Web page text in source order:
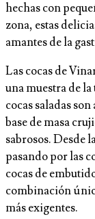
hechas con
zona, estas
amantes de la
Las cocas de
una muestra de
cocas saladas
base de masa
sabrosos. Desde
pasando por las
cocas de
combinación
más exigentes.